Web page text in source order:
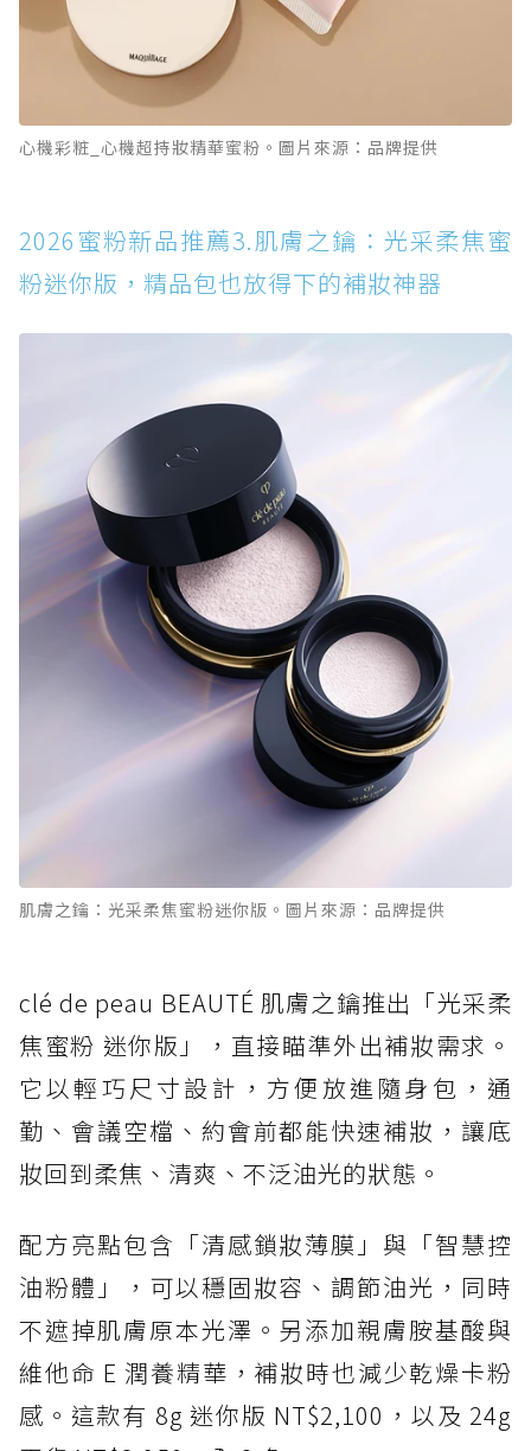
心機彩粧_心機超持妝精華蜜粉。圖片來源：品牌提供
2026蜜粉新品推薦3.肌膚之鑰：光采柔焦蜜
粉迷你版，精品包也放得下的補妝神器
肌膚之鑰：光采柔焦蜜粉迷你版。圖片來源：品牌提供
clé de peau BEAUTÉ 肌膚之鑰推出「光采柔
焦蜜粉 迷你版」，直接瞄準外出補妝需求。
它以輕巧尺寸設計，方便放進隨身包，通
勤、會議空檔、約會前都能快速補妝，讓底
妝回到柔焦、清爽、不泛油光的狀態。
配方亮點包含「清感鎖妝薄膜」與「智慧控
油粉體」，可以穩固妝容、調節油光，同時
不遮掉肌膚原本光澤。另添加親膚胺基酸與
維他命 E 潤養精華，補妝時也減少乾燥卡粉
感。這款有 8g 迷你版 NT$2,100，以及 24g